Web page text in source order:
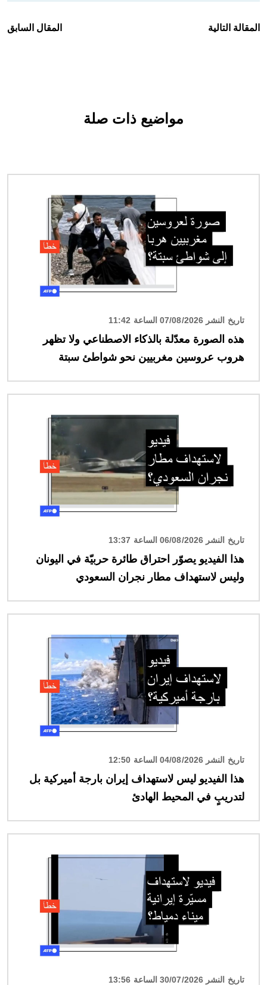
المقالة التالية المقال السابق
مواضيع ذات صلة
تاريخ النشر 07/08/2026 الساعة 11:42
هذه الصورة معدّلة بالذكاء الاصطناعي ولا تظهر
هروب عروسين مغربيين نحو شواطئ سبتة
تاريخ النشر 06/08/2026 الساعة 13:37
هذا الفيديو يصوّر احتراق طائرة حربيّة في اليونان
وليس لاستهداف مطار نجران السعودي
تاريخ النشر 04/08/2026 الساعة 12:50
هذا الفيديو ليس لاستهداف إيران بارجة أميركية بل
لتدريبٍ في المحيط الهادئ
تاريخ النشر 30/07/2026 الساعة 13:56